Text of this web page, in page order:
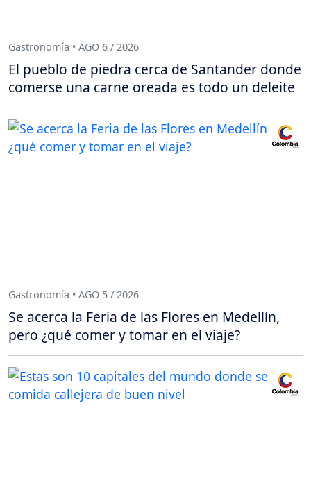
Gastronomía • AGO 6 / 2026
El pueblo de piedra cerca de Santander donde
comerse una carne oreada es todo un deleite
Gastronomía • AGO 5 / 2026
Se acerca la Feria de las Flores en Medellín,
pero ¿qué comer y tomar en el viaje?